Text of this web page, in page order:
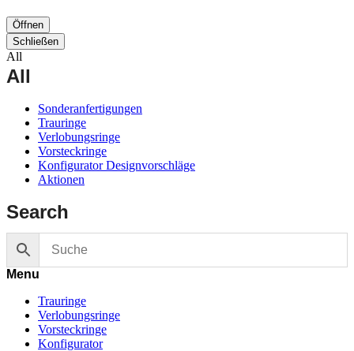
Öffnen
Schließen
All
All
Sonderanfertigungen
Trauringe
Verlobungsringe
Vorsteckringe
Konfigurator Designvorschläge
Aktionen
Search
Menu
Trauringe
Verlobungsringe
Vorsteckringe
Konfigurator